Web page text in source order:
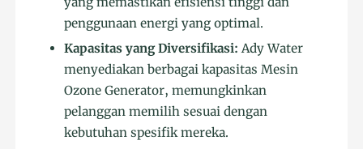
penggunaan energi yang optimal.
Kapasitas yang Diversifikasi: Ady Water
menyediakan berbagai kapasitas Mesin
Ozone Generator, memungkinkan
pelanggan memilih sesuai dengan
kebutuhan spesifik mereka.